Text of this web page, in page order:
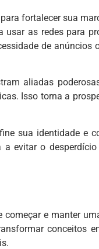
fortalecer sua
as redes para
de anúncios
aliadas
Isso torna a
sua identidade e
evitar o
e manter
conceitos